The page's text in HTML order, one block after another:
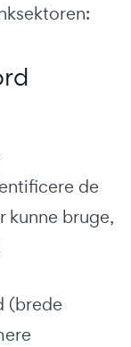
de
kunne bruge,
(brede